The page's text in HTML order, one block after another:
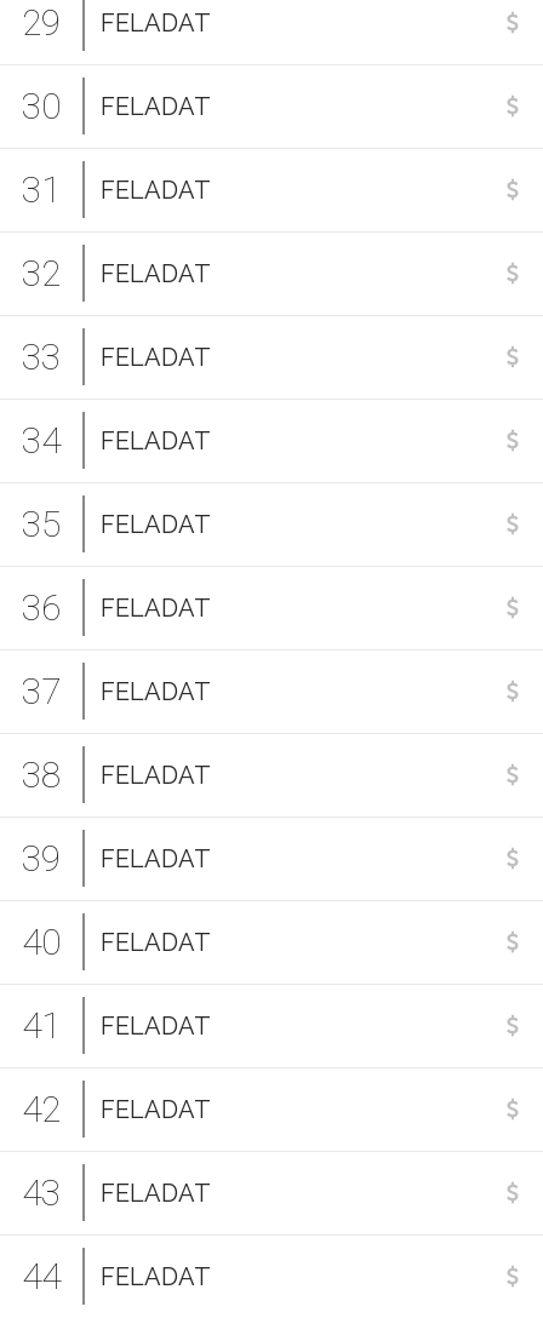
29 FELADAT
30 FELADAT
31 FELADAT
32 FELADAT
33 FELADAT
34 FELADAT
35 FELADAT
36 FELADAT
37 FELADAT
38 FELADAT
39 FELADAT
40 FELADAT
41 FELADAT
42 FELADAT
43 FELADAT
44 FELADAT